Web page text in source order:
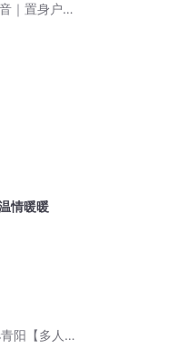
｜置身户外
情暖暖
阳【多人